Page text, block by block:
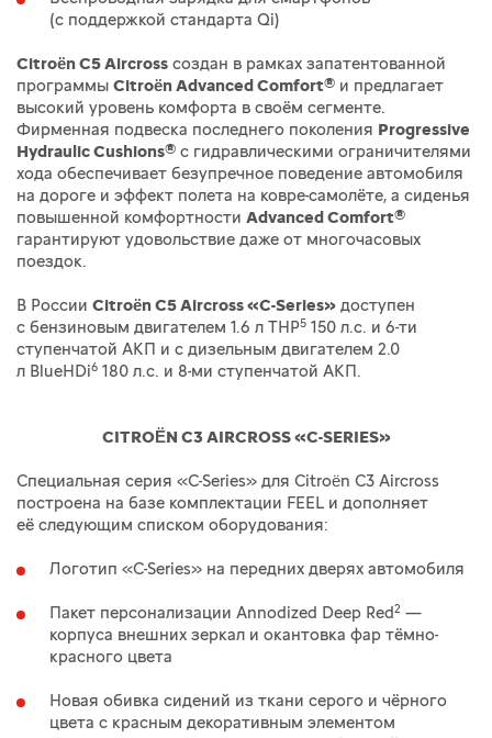
(с поддержкой стандарта Qi)
Citroën C5 Aircross создан в рамках запатентованной
программы Citroën Advanced Comfort® и предлагает
высокий уровень комфорта в своём сегменте.
Фирменная подвеска последнего поколения Progressive
Hydraulic Cushions® с гидравлическими ограничителями
хода обеспечивает безупречное поведение автомобиля
на дороге и эффект полета на ковре-самолёте, а сиденья
повышенной комфортности Advanced Comfort®
гарантируют удовольствие даже от многочасовых
поездок.
В России Citroën C5 Aircross «C-Series» доступен
c бензиновым двигателем 1.6 л THP5 150 л.с. и 6-ти
ступенчатой АКП и c дизельным двигателем 2.0
л BlueHDi6 180 л.с. и 8-ми ступенчатой АКП.
CITROËN C3 AIRCROSS «C-SERIES»
Специальная серия «C-Series» для Citroën C3 Aircross
построена на базе комплектации FEEL и дополняет
её следующим списком оборудования:
Логотип «C-Series» на передних дверях автомобиля
Пакет персонализации Annodized Deep Red2 —
корпуса внешних зеркал и окантовка фар тёмно-
красного цвета
Новая обивка сидений из ткани серого и чёрного
цвета с красным декоративным элементом